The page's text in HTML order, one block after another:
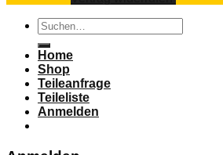
Suchen
nach:
Home
Shop
Teileanfrage
Teileliste
Anmelden